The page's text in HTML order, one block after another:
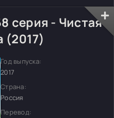
серия - Чистая
(2017)
Год выпуска:
2017
Страна:
Россия
Перевод: